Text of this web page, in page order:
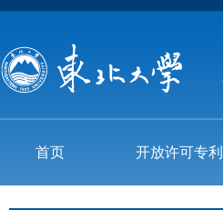
首页 开放许可专利